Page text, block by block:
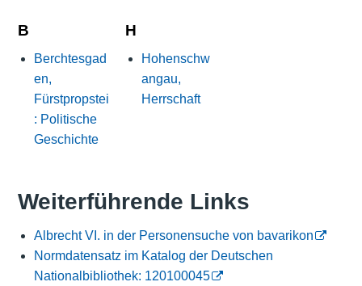
B
Berchtesgad
en,
Fürstpropstei
: Politische
Geschichte
H
Hohenschw
angau,
Herrschaft
Weiterführende Links
Albrecht VI. in der Personensuche von bavarikon
Normdatensatz im Katalog der Deutschen
Nationalbibliothek: 120100045